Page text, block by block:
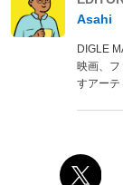
Asahi
DIGLE
映画、フ
すアーテ